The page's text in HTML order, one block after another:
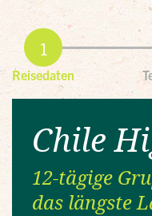
Reisedaten
Chile
12-tägige
das längste